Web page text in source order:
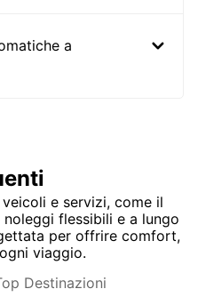
a
e servizi, come il
flessibili e a lungo
per offrire comfort,
viaggio.
Destinazioni